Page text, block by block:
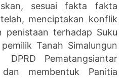
sesuai fakta fakta
menciptakan konflik
penistaan terhadap Suku
Tanah Simalungun
Pematangsiantar
membentuk Panitia